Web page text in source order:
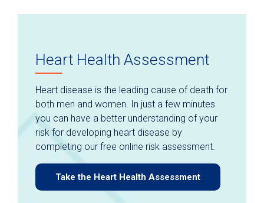
Heart Health Assessment
Heart disease is the leading cause of death for
both men and women. In just a few minutes
you can have a better understanding of your
risk for developing heart disease by
completing our free online risk assessment.
Take the Heart Health Assessment